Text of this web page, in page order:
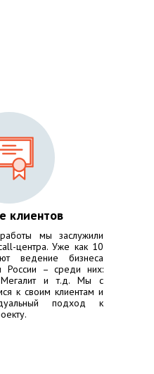
клиентов
мы заслужили
центра. Уже как 10
ведение бизнеса
России – среди них:
и т.д. Мы с
к своим клиентам и
подход к